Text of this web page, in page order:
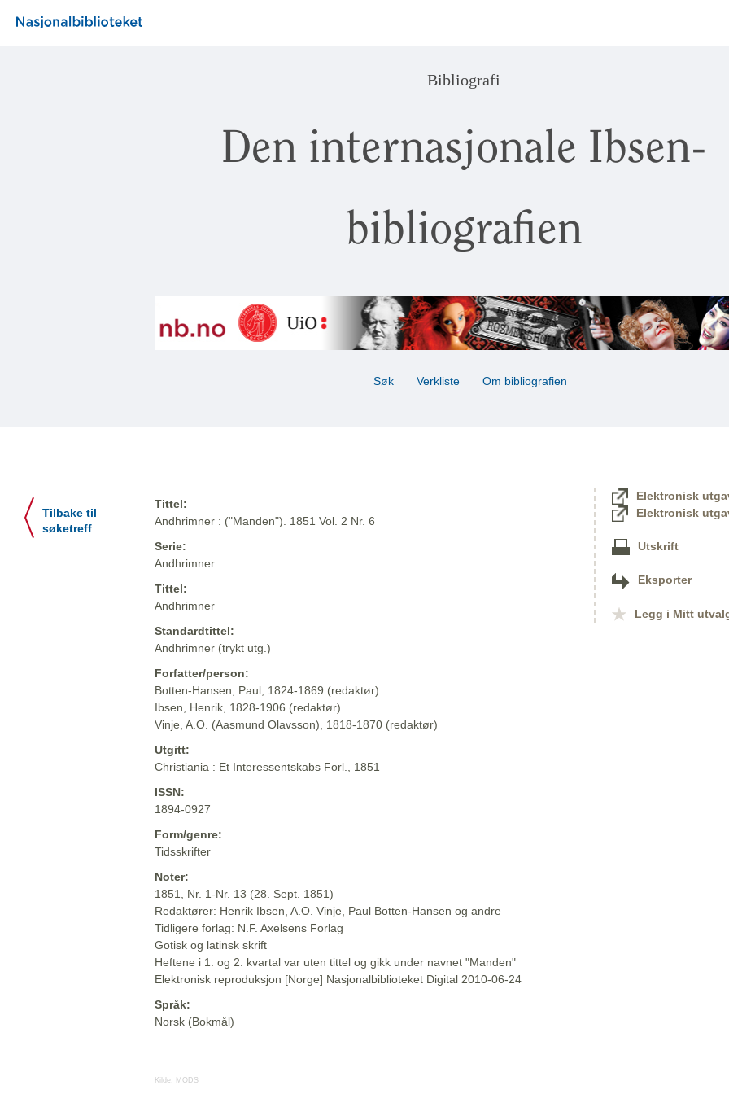
Bibliografi
Den internasjonale Ibsen-
bibliografien
Søk Verkliste Om bibliografien
Tilbake til
søketreff
Tittel:
Andhrimner : ("Manden"). 1851 Vol. 2 Nr. 6
Serie:
Andhrimner
Tittel:
Andhrimner
Standardtittel:
Andhrimner (trykt utg.)
Forfatter/person:
Botten-Hansen, Paul, 1824-1869 (redaktør)
Ibsen, Henrik, 1828-1906 (redaktør)
Vinje, A.O. (Aasmund Olavsson), 1818-1870 (redaktør)
Utgitt:
Christiania : Et Interessentskabs Forl., 1851
ISSN:
1894-0927
Form/genre:
Tidsskrifter
Noter:
1851, Nr. 1-Nr. 13 (28. Sept. 1851)
Redaktører: Henrik Ibsen, A.O. Vinje, Paul Botten-Hansen og andre
Tidligere forlag: N.F. Axelsens Forlag
Gotisk og latinsk skrift
Heftene i 1. og 2. kvartal var uten tittel og gikk under navnet "Manden"
Elektronisk reproduksjon [Norge] Nasjonalbiblioteket Digital 2010-06-24
Språk:
Norsk (Bokmål)
Kilde: MODS
Elektronisk
Elektronisk
Utskrift
Eksporter
Legg i Mitt